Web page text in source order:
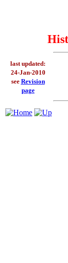
last updated:
24-Jan-2010
see Revision
page